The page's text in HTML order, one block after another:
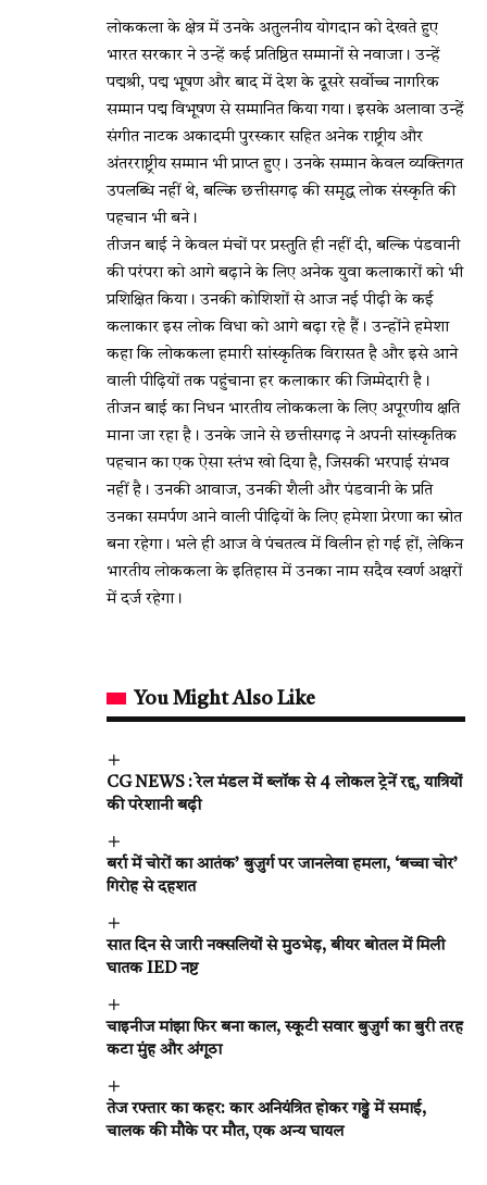
लोककला के क्षेत्र में उनके अतुलनीय योगदान को देखते हुए
भारत सरकार ने उन्हें कई प्रतिष्ठित सम्मानों से नवाजा। उन्हें
पद्मश्री, पद्म भूषण और बाद में देश के दूसरे सर्वोच्च नागरिक
सम्मान पद्म विभूषण से सम्मानित किया गया। इसके अलावा उन्हें
संगीत नाटक अकादमी पुरस्कार सहित अनेक राष्ट्रीय और
अंतरराष्ट्रीय सम्मान भी प्राप्त हुए। उनके सम्मान केवल व्यक्तिगत
उपलब्धि नहीं थे, बल्कि छत्तीसगढ़ की समृद्ध लोक संस्कृति की
पहचान भी बने।
तीजन बाई ने केवल मंचों पर प्रस्तुति ही नहीं दी, बल्कि पंडवानी
की परंपरा को आगे बढ़ाने के लिए अनेक युवा कलाकारों को भी
प्रशिक्षित किया। उनकी कोशिशों से आज नई पीढ़ी के कई
कलाकार इस लोक विधा को आगे बढ़ा रहे हैं। उन्होंने हमेशा
कहा कि लोककला हमारी सांस्कृतिक विरासत है और इसे आने
वाली पीढ़ियों तक पहुंचाना हर कलाकार की जिम्मेदारी है।
तीजन बाई का निधन भारतीय लोककला के लिए अपूरणीय क्षति
माना जा रहा है। उनके जाने से छत्तीसगढ़ ने अपनी सांस्कृतिक
पहचान का एक ऐसा स्तंभ खो दिया है, जिसकी भरपाई संभव
नहीं है। उनकी आवाज, उनकी शैली और पंडवानी के प्रति
उनका समर्पण आने वाली पीढ़ियों के लिए हमेशा प्रेरणा का स्रोत
बना रहेगा। भले ही आज वे पंचतत्व में विलीन हो गई हों, लेकिन
भारतीय लोककला के इतिहास में उनका नाम सदैव स्वर्ण अक्षरों
में दर्ज रहेगा।
You Might Also Like
CG NEWS : रेल मंडल में ब्लॉक से 4 लोकल ट्रेनें रद्द, यात्रियों
की परेशानी बढ़ी
बर्रा में चोरों का आतंक’ बुजुर्ग पर जानलेवा हमला, ‘बच्चा चोर’
गिरोह से दहशत
सात दिन से जारी नक्सलियों से मुठभेड़, बीयर बोतल में मिली
घातक IED नष्ट
चाइनीज मांझा फिर बना काल, स्कूटी सवार बुजुर्ग का बुरी तरह
कटा मुंह और अंगूठा
तेज रफ्तार का कहर: कार अनियंत्रित होकर गड्ढे में समाई,
चालक की मौके पर मौत, एक अन्य घायल